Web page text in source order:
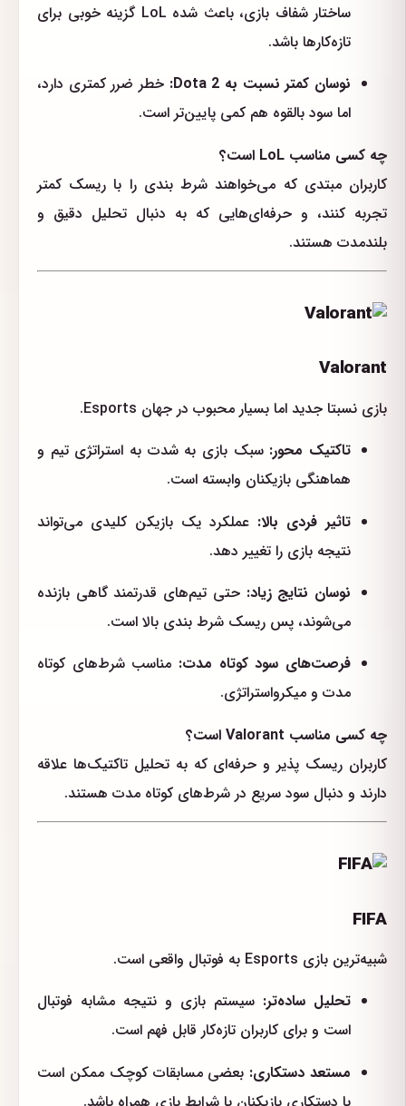
ساختار شفاف بازی، باعث شده LoL گزینه خوبی برای
تازه‌کارها باشد.
نوسان کمتر نسبت به Dota 2:
خطر ضرر کمتری دارد،
اما سود بالقوه هم کمی پایین‌تر است.
چه کسی مناسب LoL است؟
کاربران مبتدی که می‌خواهند شرط بندی را با ریسک کمتر
تجربه کنند، و حرفه‌ای‌هایی که به دنبال تحلیل دقیق و
بلندمدت هستند.
Valorant
بازی نسبتا جدید اما بسیار محبوب در جهان Esports.
تاکتیک محور: سبک بازی به شدت به استراتژی تیم و
هماهنگی بازیکنان وابسته است.
تاثیر فردی بالا: عملکرد یک بازیکن کلیدی می‌تواند
نتیجه بازی را تغییر دهد.
نوسان نتایج زیاد: حتی تیم‌های قدرتمند گاهی بازنده
می‌شوند، پس ریسک شرط بندی بالا است.
فرصت‌های سود کوتاه مدت: مناسب شرط‌های کوتاه
مدت و میکرواستراتژی.
چه کسی مناسب Valorant است؟
کاربران ریسک پذیر و حرفه‌ای که به تحلیل تاکتیک‌ها علاقه
دارند و دنبال سود سریع در شرط‌های کوتاه مدت هستند.
FIFA
شبیه‌ترین بازی Esports به فوتبال واقعی است.
تحلیل ساده‌تر: سیستم بازی و نتیجه مشابه فوتبال
است و برای کاربران تازه‌کار قابل فهم است.
مستعد دستکاری: بعضی مسابقات کوچک ممکن است